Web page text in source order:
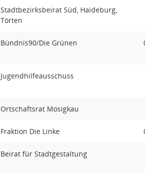
Stadtbezirksbeirat Süd, Haideburg,
Törten
Bündnis90/Die Grünen
Jugendhilfeausschuss
Ortschaftsrat Mosigkau
Fraktion Die Linke
Beirat für Stadtgestaltung